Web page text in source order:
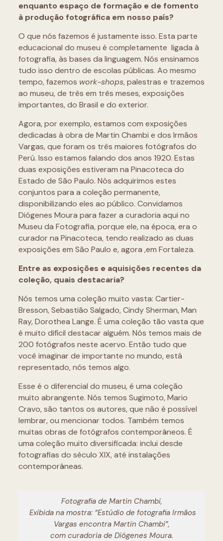
enquanto espaço de formação e de fomento
à produção fotográfica em nosso país?
O que nós fazemos é justamente isso. Esta parte
educacional do museu é completamente ligada à
fotografia, às bases da linguagem. Nós ensinamos
tudo isso dentro de escolas públicas. Ao mesmo
tempo, fazemos work-shops, palestras e trazemos
ao museu, de três em três meses, exposições
importantes, do Brasil e do exterior.
Agora, por exemplo, estamos com exposições
dedicadas à obra de Martin Chambi e dos Irmãos
Vargas, que foram os três maiores fotógrafos do
Perú. Isso estamos falando dos anos 1920. Estas
duas exposições estiveram na Pinacoteca do
Estado de São Paulo. Nós adquirimos estes
conjuntos para a coleção permanente,
disponibilizando eles ao público. Convidamos
Diógenes Moura para fazer a curadoria aqui no
Museu da Fotografia, porque ele, na época, era o
curador na Pinacoteca, tendo realizado as duas
exposições em São Paulo e, agora ,em Fortaleza.
Entre as exposições e aquisições recentes da
coleção, quais destacaria?
Nós temos uma coleção muito vasta: Cartier-
Bresson, Sebastião Salgado, Cindy Sherman, Man
Ray, Dorothea Lange. É uma coleção tão vasta que
é muito difícil destacar alguém. Nós temos mais de
200 fotógrafos neste acervo. Então tudo que
você imaginar de importante no mundo, está
representado, nós temos algo.
Esse é o diferencial do museu, é uma coleção
muito abrangente. Nós temos Sugimoto, Mario
Cravo, são tantos os autores, que não é possível
lembrar, ou mencionar todos. Também temos
muitas obras de fotógrafos contemporâneos. É
uma coleção muito diversificada: inclui desde
fotografias do século XIX, até instalações
contemporâneas.
Fotografia de Martin Chambi,
Exibida na mostra: “Estúdio de fotografia Irmãos
Vargas encontra Martin Chambi”,
com curadoria de Diógenes Moura.